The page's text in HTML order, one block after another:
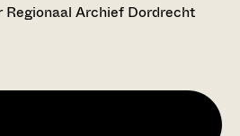
Regionaal Archief Dordrecht